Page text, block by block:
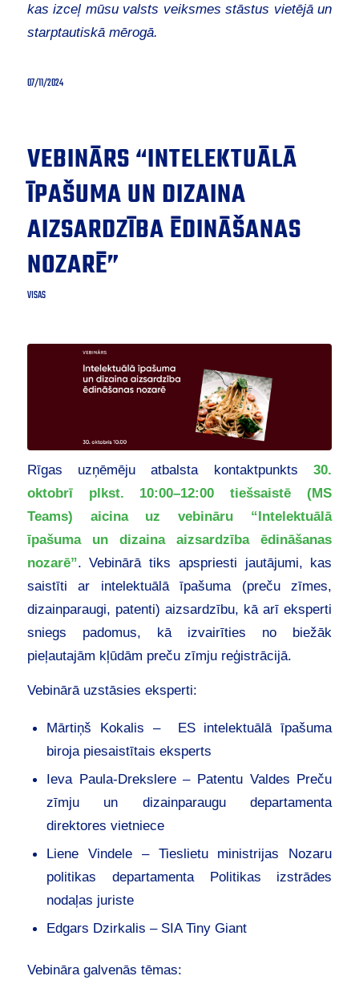
kas izceļ mūsu valsts veiksmes stāstus vietējā un
starptautiskā mērogā.
07/11/2024
VEBINĀRS “INTELEKTUĀLĀ
ĪPAŠUMA UN DIZAINA
AIZSARDZĪBA ĒDINĀŠANAS
NOZARĒ”
VISAS
Rīgas uzņēmēju atbalsta kontaktpunkts30.
oktobrī plkst. 10:00–12:00 tiešsaistē (MS
Teams) aicina uz vebināru “Intelektuālā
īpašuma un dizaina aizsardzība ēdināšanas
nozarē”. Vebinārā tiks apspriesti jautājumi, kas
saistīti ar intelektuālā īpašuma (preču zīmes,
dizainparaugi, patenti) aizsardzību, kā arī eksperti
sniegs padomus, kā izvairīties no biežāk
pieļautajām kļūdām preču zīmju reģistrācijā.
Vebinārā uzstāsies eksperti:
Mārtiņš Kokalis – ES intelektuālā īpašuma
biroja piesaistītais eksperts
Ieva Paula-Drekslere – Patentu Valdes Preču
zīmju un dizainparaugu departamenta
direktores vietniece
Liene Vindele – Tieslietu ministrijas Nozaru
politikas departamenta Politikas izstrādes
nodaļas juriste
Edgars Dzirkalis – SIA Tiny Giant
Vebināra galvenās tēmas: